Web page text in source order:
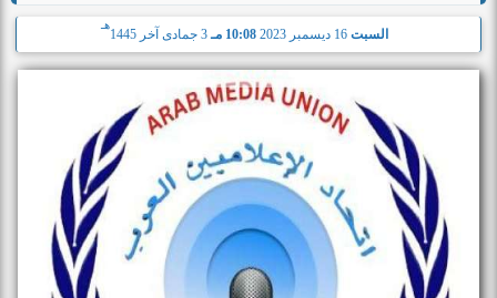
السبت 16 ديسمبر 2023 10:08 مـ 3 جمادى آخر 1445
هـ